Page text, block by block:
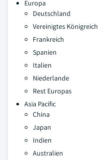
Europa
Deutschland
Vereinigtes Königreich
Frankreich
Spanien
Italien
Niederlande
Rest Europas
Asia Pacific
China
Japan
Indien
Australien